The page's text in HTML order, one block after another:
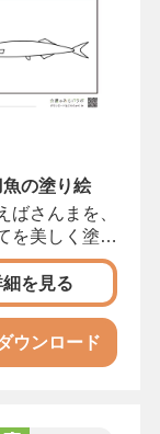
の塗り絵
ばさんまを、
を美しく塗る
、秋刀魚を
細を見る
ウンロード